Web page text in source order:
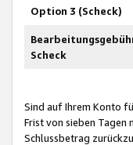
Option 3 (Scheck)
Scheck
Sind auf Ihrem Konto
Frist von sieben Tagen
Schlussbetrag